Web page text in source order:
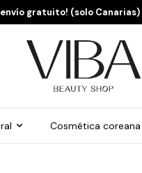
gratuito! (solo Canarias)
Cosmética coreana